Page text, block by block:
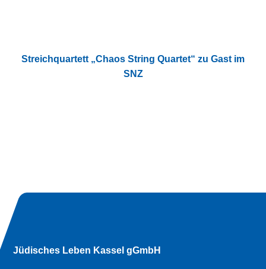
Streichquartett „Chaos String Quartet“ zu Gast im
SNZ
Jüdisches Leben Kassel gGmbH